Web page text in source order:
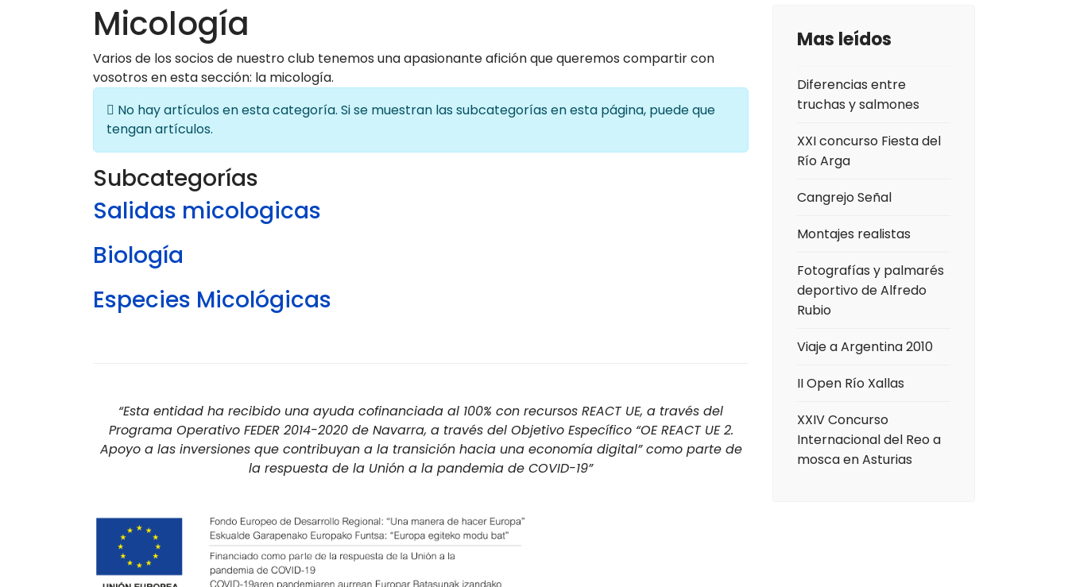
Micología
Varios de los socios de nuestro club tenemos una apasionante afición que queremos compartir con
vosotros en esta sección: la micología.
Información
No hay artículos en esta categoría. Si se muestran las subcategorías en esta página, puede que
tengan artículos.
Subcategorías
Salidas micologicas
Biología
Especies Micológicas
“Esta entidad ha recibido una ayuda cofinanciada al 100% con recursos REACT UE, a través del
Programa Operativo FEDER 2014-2020 de Navarra, a través del Objetivo Específico “OE REACT UE 2.
Apoyo a las inversiones que contribuyan a la transición hacia una economía digital” como parte de
la respuesta de la Unión a la pandemia de COVID-19”
Mas leídos
Diferencias entre
truchas y salmones
XXI concurso Fiesta del
Río Arga
Cangrejo Señal
Montajes realistas
Fotografías y palmarés
deportivo de Alfredo
Rubio
Viaje a Argentina 2010
II Open Río Xallas
XXIV Concurso
Internacional del Reo a
mosca en Asturias